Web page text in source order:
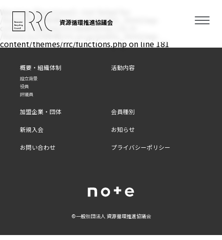
Warning: filemtime(): stat failed for
/home/xs350646/rrc.or.jp/public_html/wp-
content/themes/rrc/assets/css/.css in
content/themes/rrc/functions.phpon line 181
資源循環推進協議会
概要・組織体制
設立背景
役員
評議員
活動内容
加盟企業・団体 会員種別
新規入会 お知らせ
お問い合わせ プライバシーポリシー
©⼀般社団法⼈ 資源循環推進協議会